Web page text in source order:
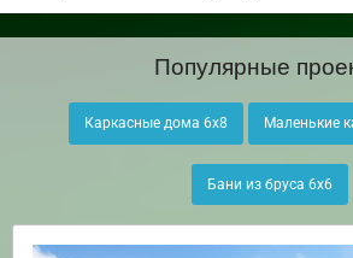
Популярные
Каркасные дома 6х8 Маленькие
Бани из бруса 6х6